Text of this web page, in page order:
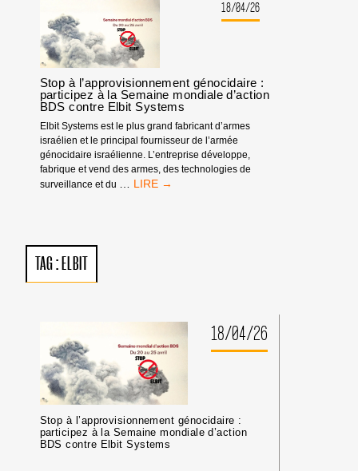
ET
D’ÉCHANGE
DE
LA
CAMPAGNE
BDS
FRANCE
18/04/26
Stop à l’approvisionnement génocidaire :
participez à la Semaine mondiale d’action
BDS contre Elbit Systems
Elbit Systems est le plus grand fabricant d’armes
israélien et le principal fournisseur de l’armée
génocidaire israélienne. L’entreprise développe,
fabrique et vend des armes, des technologies de
surveillance et du
STOP
CONTRE
ELBIT
SYSTEMS
TAG : ELBIT
18/04/26
Stop à l’approvisionnement génocidaire :
participez à la Semaine mondiale d’action
BDS contre Elbit Systems